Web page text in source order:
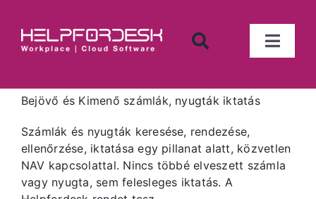
Számlanyilvántartás
Munkaidő nyilvántartó
Bejövő és Kimenő számlák, nyugták iktatás
Számlák és nyugták keresése, rendezése,
ellenőrzése, iktatása egy pillanat alatt, közvetlen
NAV kapcsolattal. Nincs többé elveszett számla
vagy nyugta, sem felesleges iktatás. A